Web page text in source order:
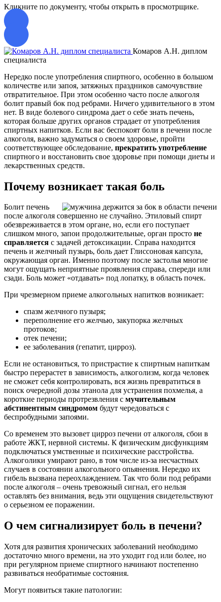
Кликните по документу, чтобы открыть в просмотрщике.
Комаров А.Н. диплом
специалиста
Нередко после употребления спиртного, особенно в большом
количестве или запоя, затяжных праздников самочувствие
отвратительное. При этом особенно часто после алкоголя
болит правый бок под ребрами. Ничего удивительного в этом
нет. В виде болевого синдрома дает о себе знать печень,
которая больше других органов страдает от употребления
спиртных напитков. Если вас беспокоят боли в печени после
алкоголя, важно задуматься о своем здоровье, пройти
соответствующее обследование, прекратить употребление
спиртного и восстановить свое здоровье при помощи диеты и
лекарственных средств.
Почему возникает такая боль
Болит печень
после алкоголя совершенно не случайно. Этиловый спирт
обезвреживается в этом органе, но, если его поступает
слишком много, запои продолжительные, орган просто не
справляется с задачей детоксикации. Справа находится
печень и желчный пузырь, боль дает Глиссоновая капсула,
окружающая орган. Именно поэтому после застолья многие
могут ощущать неприятные проявления справа, спереди или
сзади. Боль может «отдавать» под лопатку, в область почек.
При чрезмерном приеме алкогольных напитков возникает:
спазм желчного пузыря;
переполнение его желчью, закупорка желчных
протоков;
отек печени;
ее заболевания (гепатит, цирроз).
Если не остановиться, то пристрастие к спиртным напиткам
быстро перерастет в зависимость, алкоголизм, когда человек
не сможет себя контролировать, вся жизнь превратиться в
поиск очередной дозы этанола для устранения похмелья, а
короткие периоды протрезвления с мучительным
абстинентным синдромом будут чередоваться с
беспробудными запоями.
Со временем это вызовет цирроз печени от алкоголя, сбои в
работе ЖКТ, нервной системы. К физическим дисфункциям
подключаться умственные и психические расстройства.
Алкоголики умирают рано, в том числе из-за несчастных
случаев в состоянии алкогольного опьянения. Нередко их
гибель вызвана переохлаждением. Так что боли под ребрами
после алкоголя – очень тревожный сигнал, его нельзя
оставлять без внимания, ведь эти ощущения свидетельствуют
о серьезном ее поражении.
О чем сигнализирует боль в печени?
Хотя для развития хронических заболеваний необходимо
достаточно много времени, на это уходит год или более, но
при регулярном приеме спиртного начинают постепенно
развиваться необратимые состояния.
Могут появиться такие патологии: